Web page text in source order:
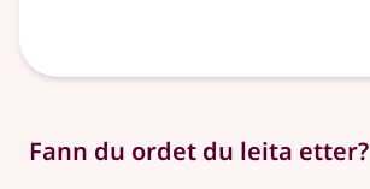
Fann du ordet du leita etter?